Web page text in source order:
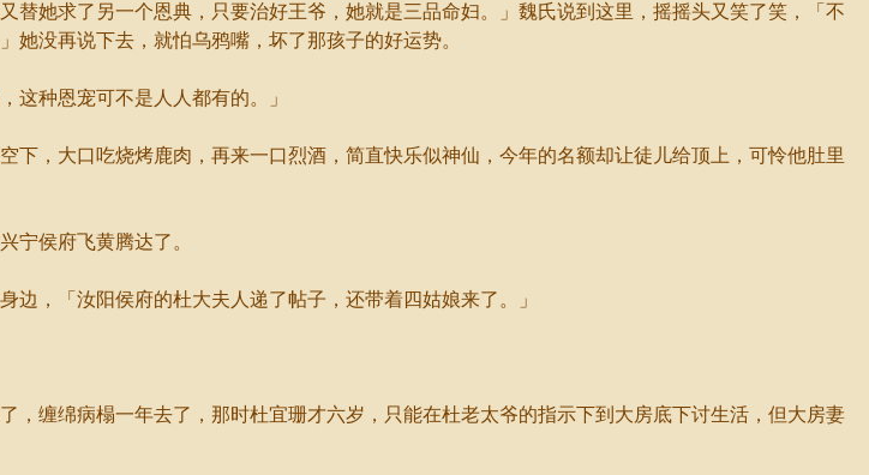
她求了另一个恩典，只要治好王爷，她就是三品命妇。」魏氏说到这里，摇摇头又笑了笑，「不
没再说下去，就怕乌鸦嘴，坏了那孩子的好运势。
种恩宠可不是人人都有的。」
，大口吃烧烤鹿肉，再来一口烈酒，简直快乐似神仙，今年的名额却让徒儿给顶上，可怜他肚里
侯府飞黄腾达了。
，「汝阳侯府的杜大夫人递了帖子，还带着四姑娘来了。」
缠绵病榻一年去了，那时杜宜珊才六岁，只能在杜老太爷的指示下到大房底下讨生活，但大房妻